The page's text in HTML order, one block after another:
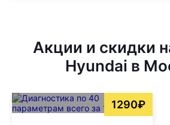
Акции и скидки
Hyundai в
1290₽